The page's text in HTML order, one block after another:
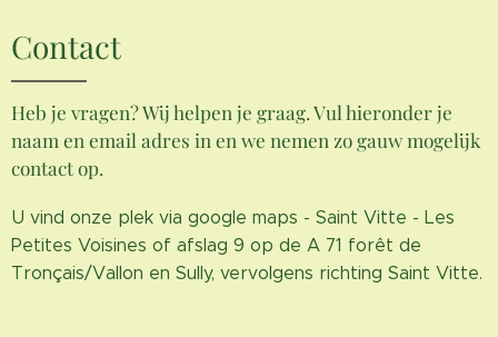
Contact
Heb je vragen? Wij helpen je graag. Vul hieronder je
naam en email adres in en we nemen zo gauw mogelijk
contact op.
U vind onze plek via google maps - Saint Vitte - Les
Petites Voisines of afslag 9 op de A 71 forêt de
Tronçais/Vallon en Sully, vervolgens richting Saint Vitte.